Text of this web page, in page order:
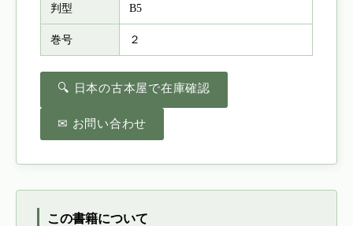
判型 B5
巻号 ２
🔍 日本の古本屋で在庫確認
✉ お問い合わせ
この書籍について